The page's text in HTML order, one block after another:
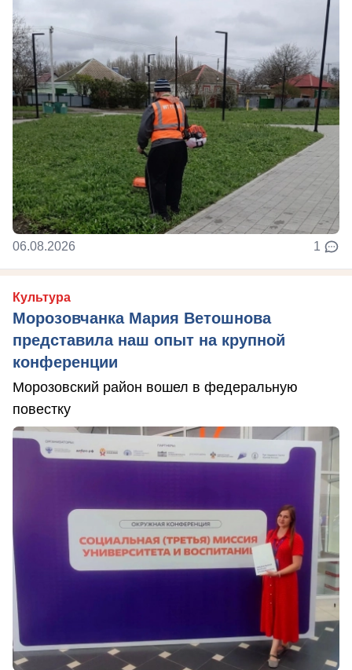
06.08.2026 1
Культура
Морозовчанка Мария Ветошнова
представила наш опыт на крупной
конференции
Морозовский район вошел в федеральную
повестку